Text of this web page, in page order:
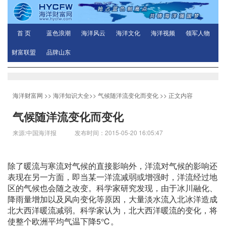
首 页 蓝色浪潮 海洋风云 海洋文化 海洋视频 领军人物
财富联盟 品牌山东
海洋财富网 >> 海洋知识大全>> 气候随洋流变化而变化 >> 正文内容
气候随洋流变化而变化
来源:中国海洋报 发布时间：2015-05-20 16:05:47
除了暖流与寒流对气候的直接影响外，洋流对气候的影响还
表现在另一方面，即当某一洋流减弱或增强时，洋流经过地
区的气候也会随之改变。科学家研究发现，由于冰川融化、
降雨量增加以及风向变化等原因，大量淡水流入北冰洋造成
北大西洋暖流减弱。科学家认为，北大西洋暖流的变化，将
使整个欧洲平均气温下降5℃。